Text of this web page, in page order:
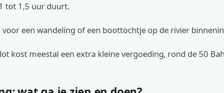
tot 1,5 uur duurt.
voor een wandeling of een boottochtje op de rivier
kost meestal een extra kleine vergoeding, rond de 50